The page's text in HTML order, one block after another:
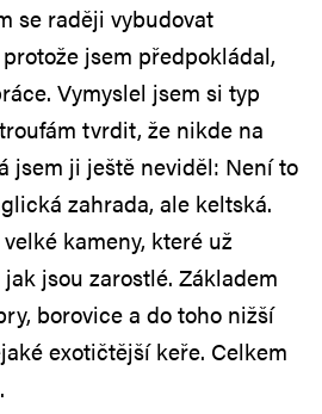
se raději vybudovat
jsem předpokládal,
Vymyslel jsem si typ
tvrdit, že nikde na
jsem ji ještě neviděl: Není to
zahrada, ale keltská.
kameny, které už
jsou zarostlé. Základem
borovice a do toho nižší
exotičtější keře. Celkem